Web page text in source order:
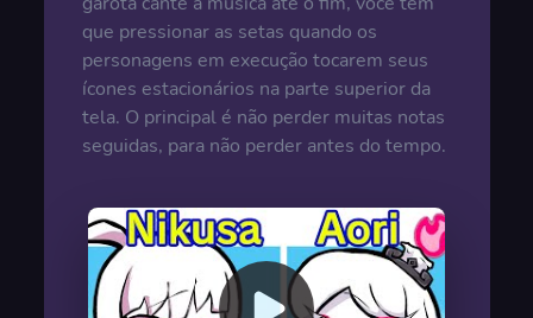
que pressionar as setas quando os
personagens em execução tocarem seus
ícones estacionários na parte superior da
tela. O principal é não perder muitas notas
seguidas, para não perder antes do tempo.